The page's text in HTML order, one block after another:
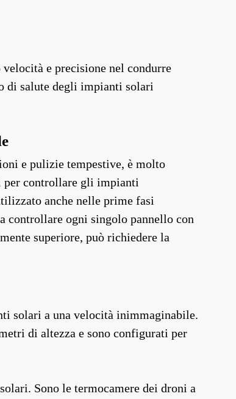
e precisione nel condurre
di salute degli impianti solari
e pulizie tempestive, è molto
per controllare gli impianti
anche nelle prime fasi
controllare ogni singolo pannello con
superiore, può richiedere la
solari a una velocità inimmaginabile.
di altezza e sono configurati per
Sono le termocamere dei droni a